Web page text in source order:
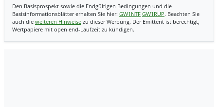
Den Basisprospekt sowie die Endgültigen Bedingungen und die
Basisinformationsblätter erhalten Sie hier: GW1NTF GW1RUP. Beachten Sie
auch die weiteren Hinweise zu dieser Werbung. Der Emittent ist berechtigt,
Wertpapiere mit open end-Laufzeit zu kündigen.